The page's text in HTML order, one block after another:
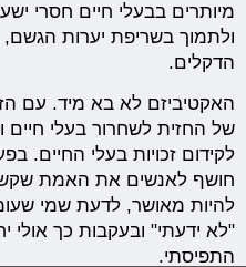
מיותרים בבעלי חיים חסרי
ולתמוך בשריפת יערות
הדקלים.
האקטיביזם לא בא מיד. עם
של החזית לשחרור בעלי חיים
לקידום זכויות בעלי החיים.
חושף לאנשים את האמת
להיות מאושר, לדעת שמי
"לא ידעתי" ובעקבות כך אולי
התפיסתי.